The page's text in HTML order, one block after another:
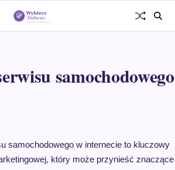
samochodowego
samochodowego w internecie to kluczowy
który może przynieść znaczące